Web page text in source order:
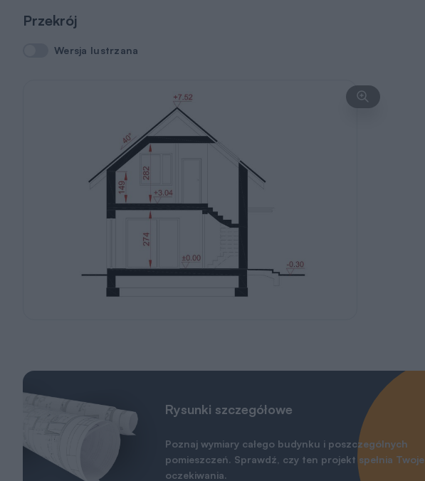
Przekrój
Wersja lustrzana
Wersja lustrzana
Rysunki szczegółowe
Poznaj wymiary całego budynku i poszczególnych
pomieszczeń. Sprawdź, czy ten projekt spełnia Twoje
oczekiwania.